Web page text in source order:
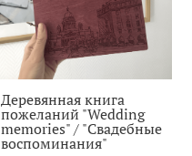
Деревянная книга
пожеланий "Wedding
memories" / "Свадебные
воспоминания"